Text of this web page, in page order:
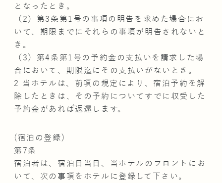
となったとき。
（2）第3条第1号の事項の明告を求めた場合にお
いて、期限までにそれらの事項が明告されないと
き。
（3）第4条第1号の予約金の支払いを請求した場
合において、期限迄にその支払いがないとき。
2 当ホテルは、前項の規定により、宿泊予約を解
除したときは、その予約についてすでに収受した
予約金があれば返還します。
(宿泊の登録)
第7条
宿泊者は、宿泊日当日、当ホテルのフロントにお
いて、次の事項をホテルに登録して下さい。